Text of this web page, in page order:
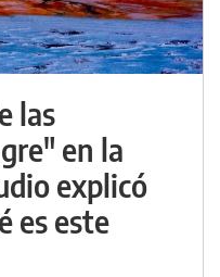
las
en la
explicó
es este